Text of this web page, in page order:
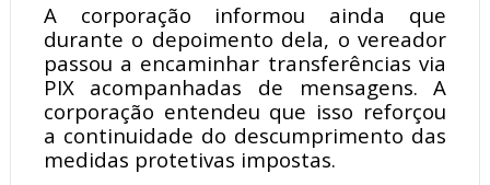
A corporação informou ainda que
durante o depoimento dela, o vereador
passou a encaminhar transferências via
PIX acompanhadas de mensagens. A
corporação entendeu que isso reforçou
a continuidade do descumprimento das
medidas protetivas impostas.